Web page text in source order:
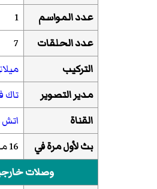
عدد المواسم
1
عدد الحلقات
7
التركيب
مدير التصوير
تاك
القناة
اتش
بث لأول مرة في
16 مارس 2008
وصلات